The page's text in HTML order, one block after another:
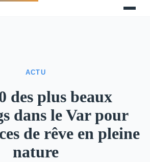
ACTU
des plus beaux
dans le Var pour
de rêve en pleine
nature